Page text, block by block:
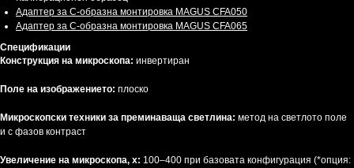
Адаптер за C-образна монтировка MAGUS CFA050
Адаптер за C-образна монтировка MAGUS CFA065
Спецификации
Конструкция на микроскопа: инвертиран
Поле на изображението: плоско
Микроскопски техники за преминаваща светлина: метод на светлото поле
и с фазов контраст
Увеличение на микроскопа, х: 100–400 при базовата конфигурация (*опция: